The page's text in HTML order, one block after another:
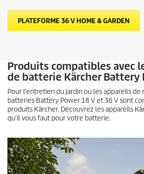
PLATEFORME 36 V HOME & GARDEN
Produits compatibles avec
de batterie Kärcher Battery
Pour l'entretien du jardin ou les appareils de
batteries Battery Power 18 V et 36 V sont
produits Kärcher. Découvrez les appareils
qu'il vous faut pour votre batterie.